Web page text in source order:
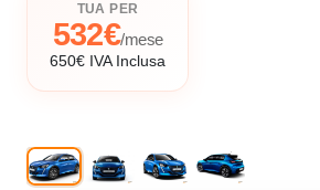
TUA PER
532€/mese
650€ IVA Inclusa